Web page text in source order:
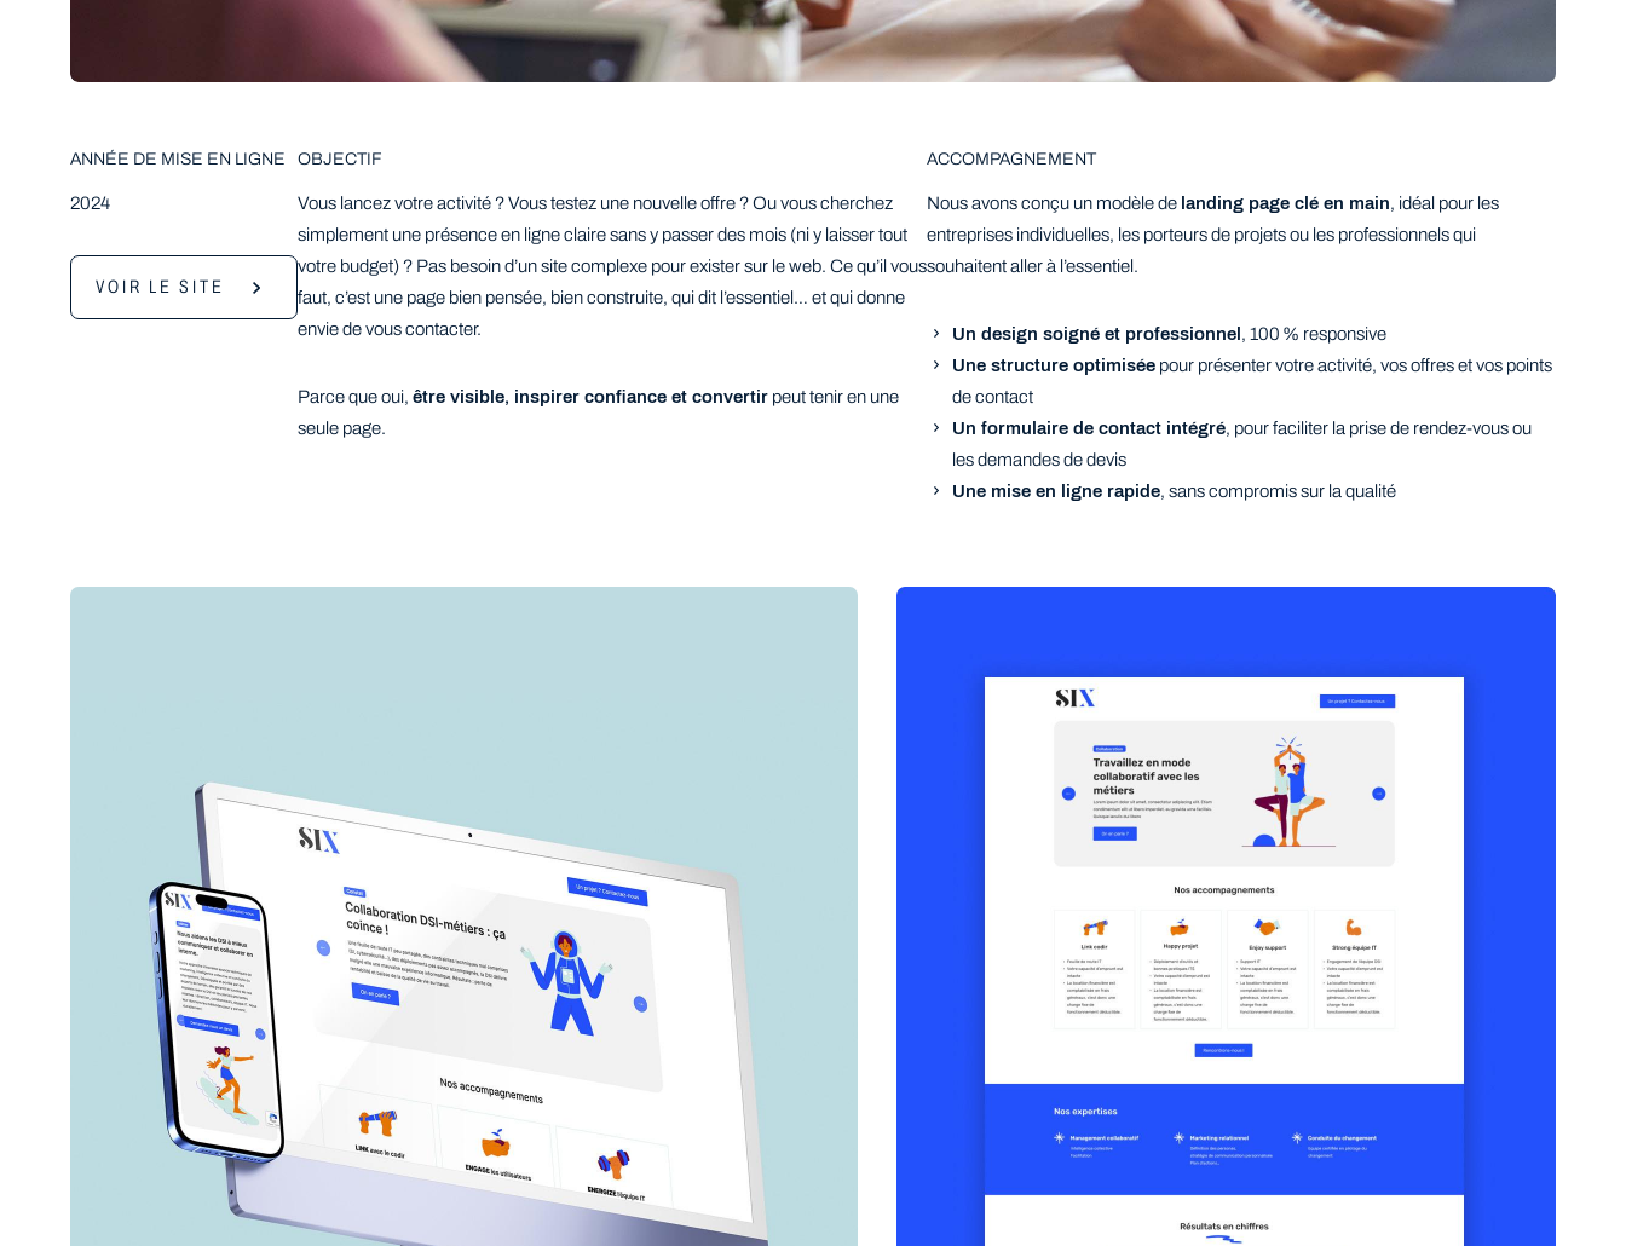
ANNÉE DE MISE EN LIGNE
2024
VOIR LE SITE
OBJECTIF
Vous lancez votre activité ? Vous testez une nouvelle offre ? Ou vous cherchez
simplement une présence en ligne claire sans y passer des mois (ni y laisser tout
votre budget) ? Pas besoin d’un site complexe pour exister sur le web. Ce qu’il vous
faut, c’est une page bien pensée, bien construite, qui dit l’essentiel… et qui donne
envie de vous contacter.
Parce que oui, être visible, inspirer confiance et convertir peut tenir en une
seule page.
ACCOMPAGNEMENT
Nous avons conçu un modèle de landing page clé en main, idéal pour les
entreprises individuelles, les porteurs de projets ou les professionnels qui
souhaitent aller à l’essentiel.
Un design soigné et professionnel , 100 % responsive
Une structure optimisée pour présenter votre activité, vos offres et vos points
de contact
Un formulaire de contact intégré, pour faciliter la prise de rendez-vous ou
les demandes de devis
Une mise en ligne rapide, sans compromis sur la qualité